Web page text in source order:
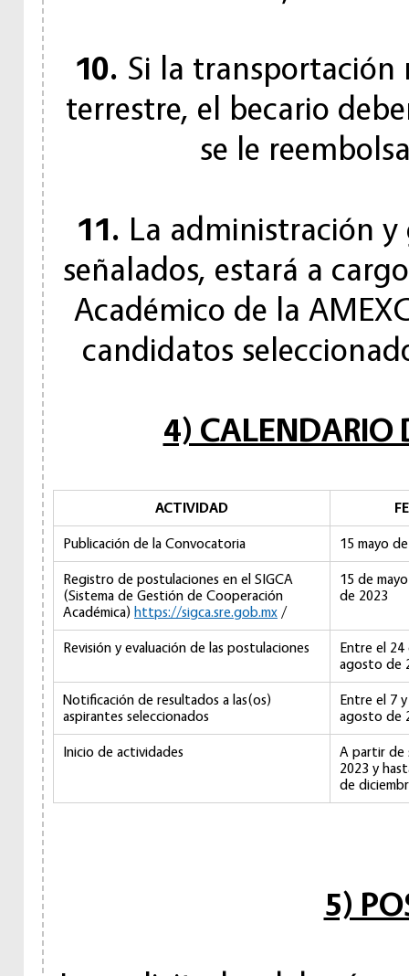
10. Si la transportación
terrestre, el becario
se le
11. La administración
señalados, estará a
Académico de la
candidatos
4) CALENDARIO
ACTIVIDAD
Publicación de la Convocatoria 15 mayo
Registro de postulaciones en el SIGCA
(Sistema de Gestión de Cooperación
Académica) https://sigca.sre.gob.mx /
15 de
de 2023
Revisión y evaluación de las postulaciones
Entre el
agosto de
Notificación de resultados a las(os)
aspirantes seleccionados
Entre el 7
agosto de
Inicio de actividades
A partir de
2023 y
de
5)